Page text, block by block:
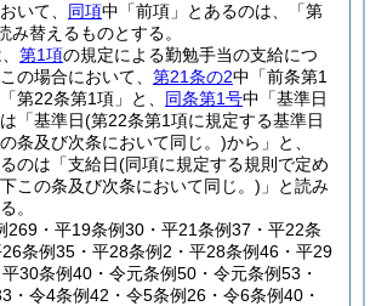
いて、 同項中「前項」とあるのは、「第
み替えるものとする。
第1項の規定による勤勉手当の支給につ
この場合において、 第21条の2中「前条第1
第22条第1項」と、 同条第1号中「基準日
「基準日(第22条第1項に規定する基準日
条及び次条において同じ。)から」と、
のは「支給日(同項に規定する規則で定め
この条及び次条において同じ。) 」と読み
。
269・平19条例30・平21条例37・平22条
条例35・平28条例2・平28条例46・平29
30条例40・令元条例50・令元条例53・
・令4条例42・令5条例26・令6条例40・